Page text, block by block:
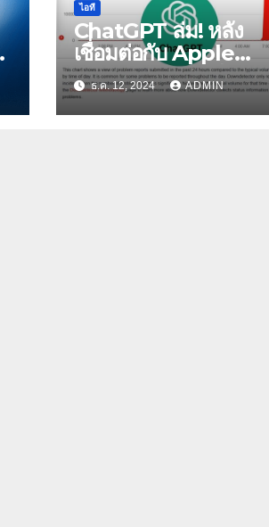
ไอที
ChatGPT ล่ม! หลัง
เชื่อมต่อกับ Apple
Intelligence เพียงวัน
เดียว
ธ.ค. 12, 2024 ADMIN